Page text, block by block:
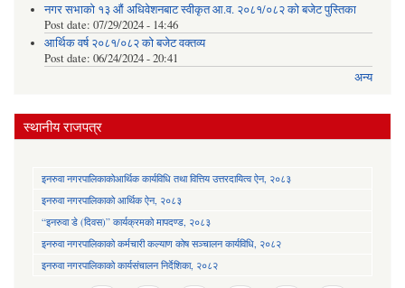
नगर सभाको १३ औं अधिवेशनबाट स्वीकृत आ.व. २०८१/०८२ को बजेट पुस्तिका
Post date: 07/29/2024 - 14:46
आर्थिक वर्ष २०८१/०८२ को बजेट वक्तव्य
Post date: 06/24/2024 - 20:41
अन्य
स्थानीय राजपत्र
इनरुवा नगरपालिकाकोआर्थिक कार्यविधि तथा वित्तिय उत्तरदायित्व ऐन, २०८३
इनरुवा नगरपालिकाको आर्थिक ऐन, २०८३
“इनरुवा डे (दिवस)” कार्यक्रमको मापदण्ड, २०८३
इनरुवा नगरपालिकाको कर्मचारी कल्याण कोष सञ्चालन कार्यविधि, २०८२
इनरुवा नगरपालिकाको कार्यसंचालन निर्देशिका, २०८२